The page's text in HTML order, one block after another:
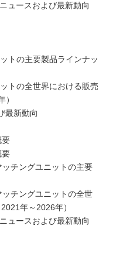
ュースおよび最新動向
トの主要製品ラインナッ
トの全世界における販売
最新動向
要
要
チングユニットの主要
チングユニットの全世
年～2026年）
ュースおよび最新動向